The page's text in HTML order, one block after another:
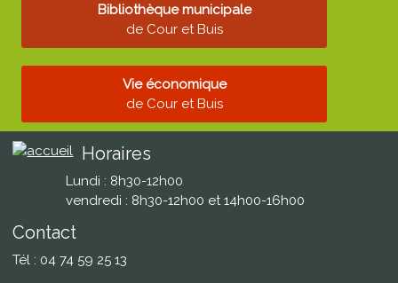
Bibliothèque municipale
de Cour et Buis
Vie économique
de Cour et Buis
Horaires
Lundi : 8h30-12h00
vendredi : 8h30-12h00 et 14h00-16h00
Contact
Tél : 04 74 59 25 13